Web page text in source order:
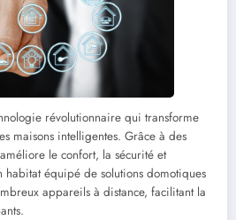
révolutionnaire qui transforme
maisons intelligentes. Grâce à des
le confort, la sécurité et
habitat équipé de solutions domotiques
appareils à distance, facilitant la